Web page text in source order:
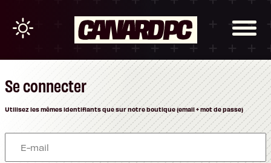
Se connecter
Utilisez les mêmes identifiants que sur notre boutique (email + mot de passe)